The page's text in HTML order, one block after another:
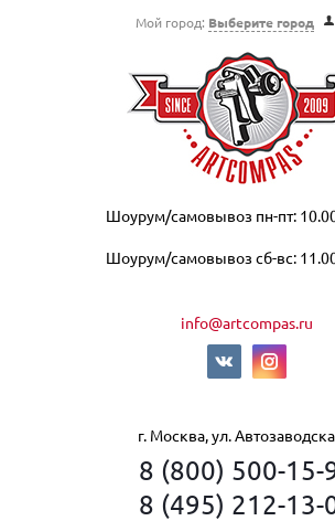
Мой город: Выберите город
Шоурум/самовывоз пн-пт:
Шоурум/самовывоз сб-вс:
info@artcompas.ru
г. Москва, ул.
8 (800) 500-15-
8 (495) 212-13-